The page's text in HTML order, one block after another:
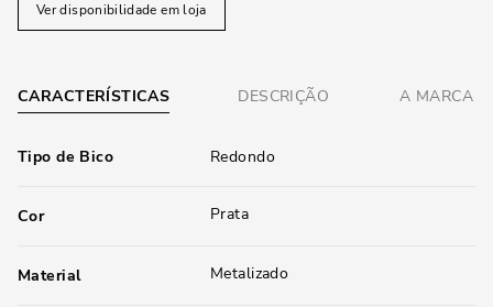
Ver disponibilidade em loja
CARACTERÍSTICAS DESCRIÇÃO A MARCA
Tipo de Bico Redondo
Cor Prata
Material Metalizado